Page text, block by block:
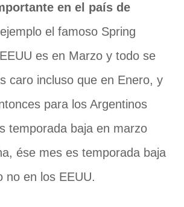
en el país de
el famoso Spring
es en Marzo y todo se
caro incluso que en Enero, y
para los Argentinos
temporada baja en marzo
ése mes es temporada baja
no en los EEUU.